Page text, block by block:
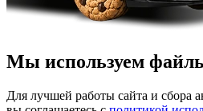
Мы используем
Для лучшей работы сайта и сбора